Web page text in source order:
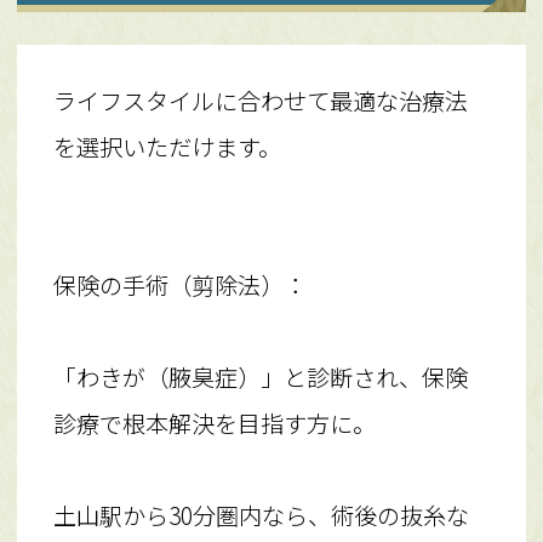
ライフスタイルに合わせて最適な治療法
を選択いただけます。
保険の手術（剪除法）：
「わきが（腋臭症）」と診断され、保険
診療で根本解決を目指す方に。
土山駅から30分圏内なら、術後の抜糸な